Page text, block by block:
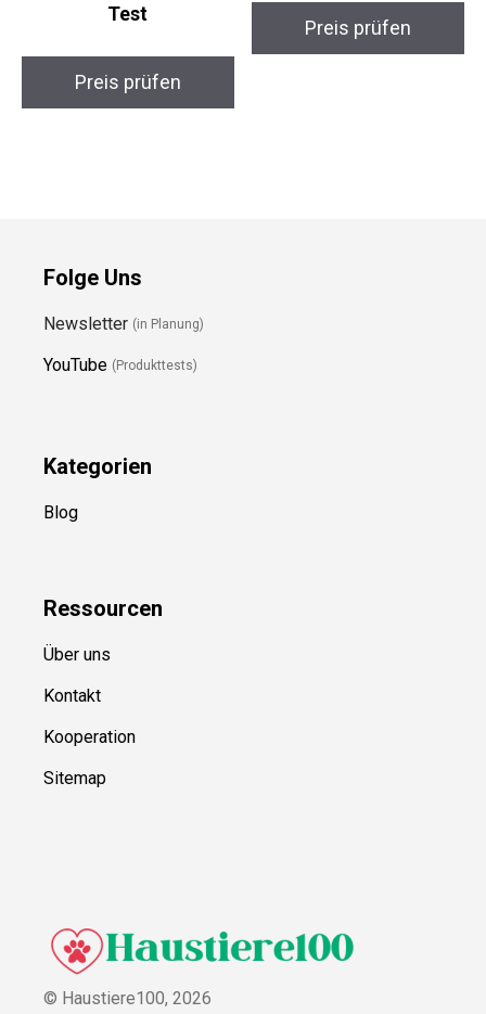
Test
Preis prüfen
Preis prüfen
Folge Uns
Newsletter (in Planung)
YouTube (Produkttests)
Kategorien
Blog
Ressourcen
Über uns
Kontakt
Kooperation
Sitemap
© Haustiere100, 2026